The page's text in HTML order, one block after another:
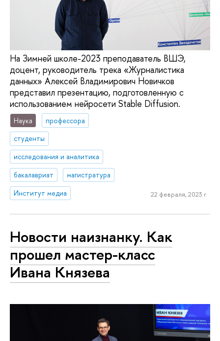
На Зимней школе-2023 преподаватель ВШЭ,
доцент, руководитель трека «Журналистика
данных» Алексей Владимирович Новичков
представил презентацию, подготовленную с
использованием нейросети Stable Diffusion.
Наука
профессора
студенты
исследования и аналитика
бакалавриат
магистратура
Институт медиа
22 февраля, 2023 г.
Новости наизнанку. Как
прошел мастер-класс
Ивана Князева